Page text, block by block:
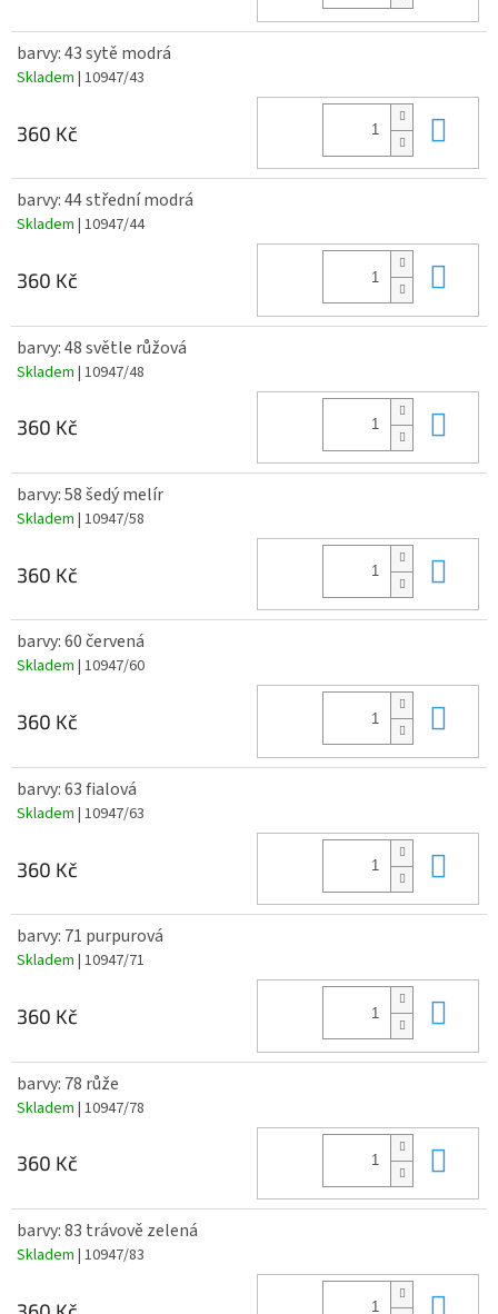
barvy: 43 sytě modrá
Skladem | 10947/43
360 Kč
barvy: 44 střední modrá
Skladem | 10947/44
360 Kč
barvy: 48 světle růžová
Skladem | 10947/48
360 Kč
barvy: 58 šedý melír
Skladem | 10947/58
360 Kč
barvy: 60 červená
Skladem | 10947/60
360 Kč
barvy: 63 fialová
Skladem | 10947/63
360 Kč
barvy: 71 purpurová
Skladem | 10947/71
360 Kč
barvy: 78 růže
Skladem | 10947/78
360 Kč
barvy: 83 trávově zelená
Skladem | 10947/83